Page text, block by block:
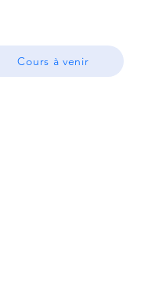
Cours à venir